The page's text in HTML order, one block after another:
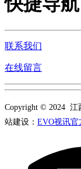
联系我们
在线留言
Copyright © 2024 江
站建设： EVO视讯官